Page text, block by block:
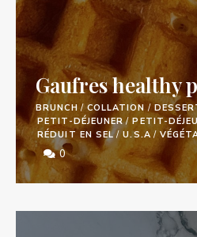
Gaufres healthy
BRUNCH / COLLATION /
PETIT-DÉJEUNER/ PETIT-
RÉDUIT EN SEL/U.S.A /
0